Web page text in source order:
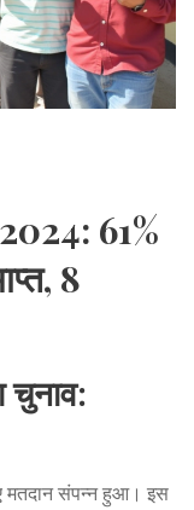
2024: 61%
8
चुनाव:
मतदान संपन्न हुआ। इस